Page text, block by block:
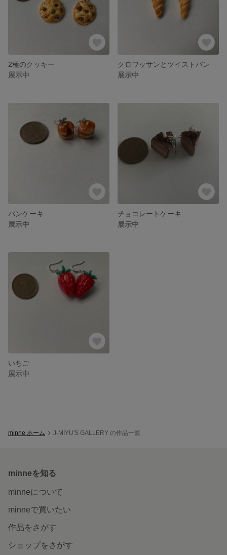
2種のクッキー
展示中
クロワッサンとツイストパン
展示中
パンケーキ
展示中
チョコレートケーキ
展示中
いちご
展示中
minne ホーム J-MIYU'S GALLERY の作品一覧
minneを知る
minneについて
minneで買いたい
作品をさがす
ショップをさがす